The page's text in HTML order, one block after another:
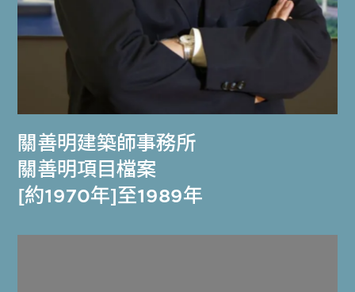
關善明建築師事務所
關善明項目檔案
[約1970年]至1989年